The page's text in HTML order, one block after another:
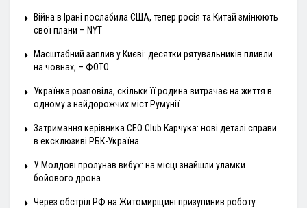
Війна в Ірані послабила США, тепер росія та Китай змінюють
свої плани – NYT
Масштабний заплив у Києві: десятки рятувальників пливли
на човнах, – ФОТО
Українка розповіла, скільки її родина витрачає на життя в
одному з найдорожчих міст Румунії
Затримання керівника CEO Club Карчука: нові деталі справи
в ексклюзиві РБК-Україна
У Молдові пролунав вибух: на місці знайшли уламки
бойового дрона
Через обстріл РФ на Житомирщині призупинив роботу